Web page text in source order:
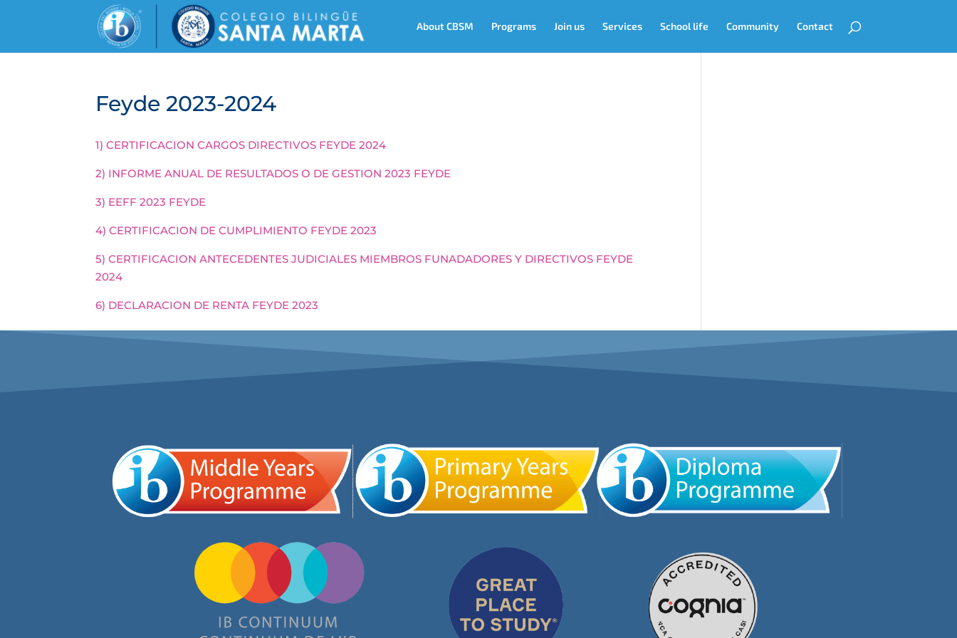
About CBSM Programs Join us Services School life Community Contact
Feyde 2023-2024
1) CERTIFICACION CARGOS DIRECTIVOS FEYDE 2024
2) INFORME ANUAL DE RESULTADOS O DE GESTION 2023 FEYDE
3) EEFF 2023 FEYDE
4) CERTIFICACION DE CUMPLIMIENTO FEYDE 2023
5) CERTIFICACION ANTECEDENTES JUDICIALES MIEMBROS FUNADADORES Y DIRECTIVOS FEYDE
2024
6) DECLARACION DE RENTA FEYDE 2023